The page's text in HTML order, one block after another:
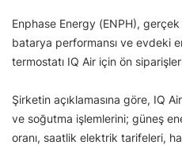
Enphase Energy (ENPH),
batarya performansı ve evdeki
termostatı IQ Air için ön
Şirketin açıklamasına göre, IQ
ve soğutma işlemlerini; güneş
oranı, saatlik elektrik tarifeleri,